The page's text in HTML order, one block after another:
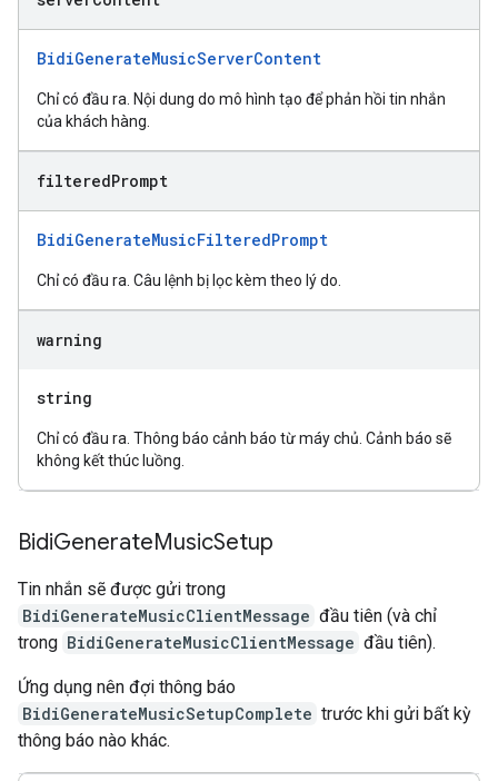
BidiGenerateMusicServerContent
Chỉ có đầu ra. Nội dung do mô hình tạo để phản hồi tin nhắn
của khách hàng.
filteredPrompt
BidiGenerateMusicFilteredPrompt
Chỉ có đầu ra. Câu lệnh bị lọc kèm theo lý do.
warning
string
Chỉ có đầu ra. Thông báo cảnh báo từ máy chủ. Cảnh báo sẽ
không kết thúc luồng.
BidiGenerateMusicSetup
Tin nhắn sẽ được gửi trong
BidiGenerateMusicClientMessage đầu tiên (và chỉ
trong BidiGenerateMusicClientMessage đầu tiên).
Ứng dụng nên đợi thông báo
BidiGenerateMusicSetupComplete trước khi gửi bất kỳ
thông báo nào khác.